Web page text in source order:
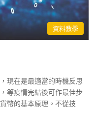
資料教學
現在是最適當的時機反思
等疫情完結後可作最佳步
幣的基本原理。不從技